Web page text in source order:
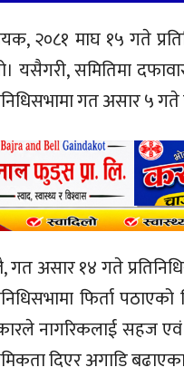
२०८१ माघ १५ गते
यसैगरी, समितिमा
गत असार ५
गत असार १४ गते
फिर्ता पठाएको
नागरिकलाई सहज एवं
दिएर अगाडि